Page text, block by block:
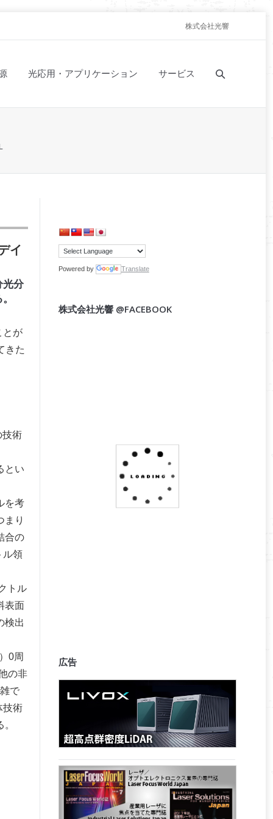
株式会社光響
光応用・アプリケーション サービス
イ
光分
とが
きた
技術
とい
を考
まり
合の
ル領
トル
表面
検出
0周
の非
で
技術
Powered by Translate
株式会社光響 @FACEBOOK
広告